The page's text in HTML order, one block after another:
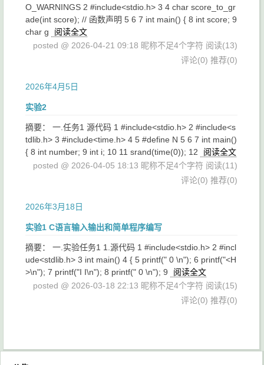
O_WARNINGS 2 #include<stdio.h> 3 4 char score_to_gr
ade(int score); // 函数声明 5 6 7 int main() { 8 int score; 9
char g
阅读全文
posted @ 2026-04-21 09:18 昵称不足4个字符 阅读(13)
评论(0) 推荐(0)
2026年4月5日
实验2
摘要： 一.任务1 源代码 1 #include<stdio.h> 2 #include<s
tdlib.h> 3 #include<time.h> 4 5 #define N 5 6 7 int main()
{ 8 int number; 9 int i; 10 11 srand(time(0)); 12
阅读全文
posted @ 2026-04-05 18:13 昵称不足4个字符 阅读(11)
评论(0) 推荐(0)
2026年3月18日
实验1 C语言输入输出和简单程序编写
摘要： 一.实验任务1 1.源代码 1 #include<stdio.h> 2 #incl
ude<stdlib.h> 3 int main() 4 { 5 printf(" 0 \n"); 6 printf("<H
>\n"); 7 printf("I I\n"); 8 printf(" 0 \n"); 9
阅读全文
posted @ 2026-03-18 22:13 昵称不足4个字符 阅读(15)
评论(0) 推荐(0)